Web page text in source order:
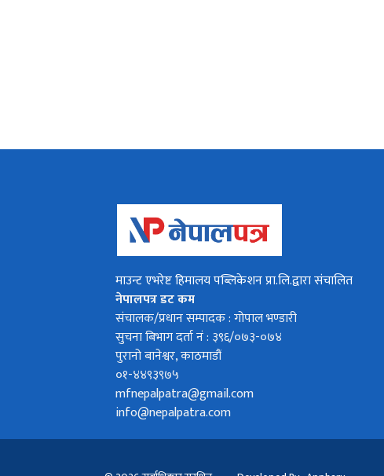
माउन्ट एभरेष्ट हिमालय पब्लिकेशन प्रा.लि.द्वारा संचालित
नेपालपत्र डट कम
संचालक/प्रधान सम्पादक : गोपाल भण्डारी
सुचना बिभाग दर्ता नं : ३९६/०७३-०७४
पुरानो बानेश्वर, काठमाडौं
०१-४४९३९७५
mfnepalpatra@gmail.com
info@nepalpatra.com